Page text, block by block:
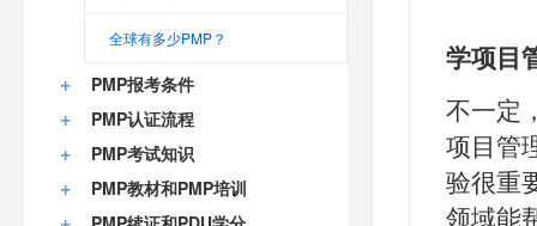
学项目
不一定
项目管
验很重
领域能
全球有多少PMP？
+ PMP报考条件
+ PMP认证流程
+ PMP考试知识
+ PMP教材和PMP培训